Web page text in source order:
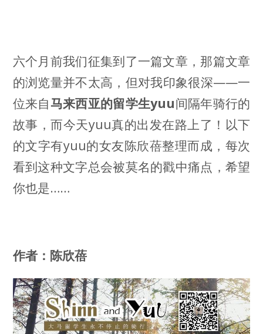
六个月前我们征集到了一篇文章，那篇文章
的浏览量并不太高，但对我印象很深——一
位来自马来西亚的留学生yuu间隔年骑行的
故事，而今天yuu真的出发在路上了！以下
的文字有yuu的女友陈欣蓓整理而成，每次
看到这种文字总会被莫名的戳中痛点，希望
你也是……
作者：陈欣蓓